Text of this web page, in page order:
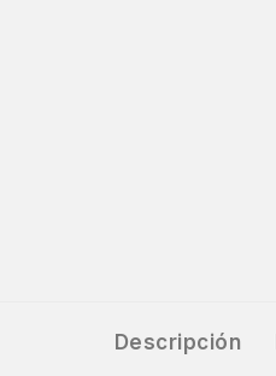
Descripción